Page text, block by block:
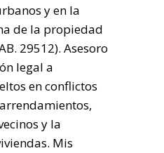
y en la
de la propiedad
29512). Asesoro
legal a
en conflictos
y la
Mis